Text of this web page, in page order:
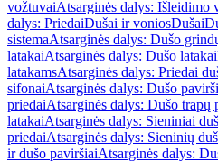
vožtuvaiAtsarginės dalys: Išleidimo
dalys: PriedaiDušai ir voniosDušai
sistemaAtsarginės dalys: Dušo
latakaiAtsarginės dalys: Dušo latakai
latakamsAtsarginės dalys: Priedai
sifonaiAtsarginės dalys: Dušo
priedaiAtsarginės dalys: Dušo trapų
latakaiAtsarginės dalys: Sieniniai
priedaiAtsarginės dalys: Sieninių
ir dušo paviršiaiAtsarginės dalys: